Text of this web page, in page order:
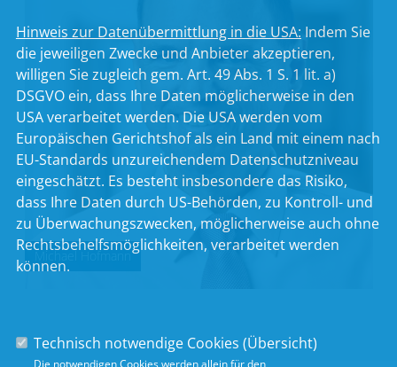
Hinweis zur Datenübermittlung in die USA: Indem Sie
die jeweiligen Zwecke und Anbieter akzeptieren,
willigen Sie zugleich gem. Art. 49 Abs. 1 S. 1 lit. a)
DSGVO ein, dass Ihre Daten möglicherweise in den
USA verarbeitet werden. Die USA werden vom
Europäischen Gerichtshof als ein Land mit einem nach
EU-Standards unzureichendem Datenschutzniveau
eingeschätzt. Es besteht insbesondere das Risiko,
dass Ihre Daten durch US-Behörden, zu Kontroll- und
zu Überwachungszwecken, möglicherweise auch ohne
Rechtsbehelfsmöglichkeiten, verarbeitet werden
können.
Technisch notwendige Cookies (Übersicht)
Die notwendigen Cookies werden allein für den